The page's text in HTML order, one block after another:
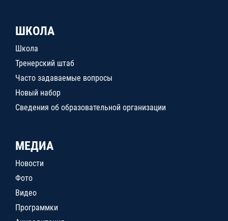
ШКОЛА
Школа
Тренерский штаб
Часто задаваемые вопросы
Новый набор
Сведения об образовательной организации
МЕДИА
Новости
Фото
Видео
Программки